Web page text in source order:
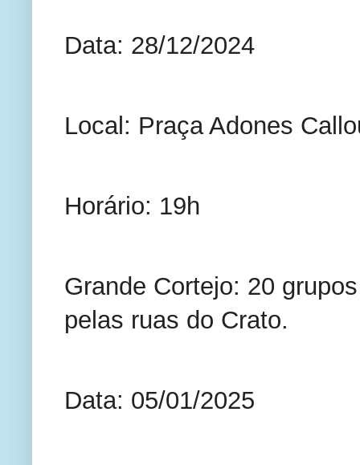
Data: 28/12/2024
Local: Praça Adones
Horário: 19h
Grande Cortejo: 20
pelas ruas do Crato.
Data: 05/01/2025